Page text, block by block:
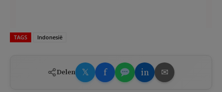
TAGS Indonesië
Delen 𝕏 f in ✉